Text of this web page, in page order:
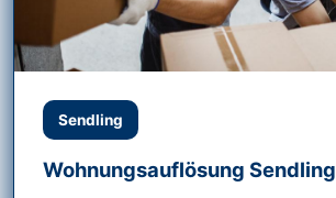
Sendling
Wohnungsauflösung Sendling